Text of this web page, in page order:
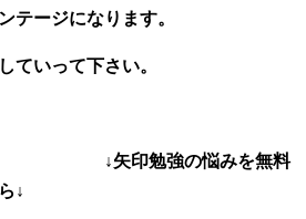
テージになります。
ていって下さい。
↓矢印勉強の悩みを無料
↓